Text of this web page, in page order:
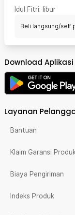
Idul Fitri: libur
Beli langsung/self
Download
Layanan
Bantuan
Klaim Garansi
Biaya Pengiriman
Indeks Produk